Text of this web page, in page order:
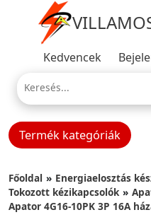
Kedvencek
Termék kategóriák
Főoldal Energiaelosztás
Tokozott kézikapcsolók
Apator 4G16-10PK 3P 16A